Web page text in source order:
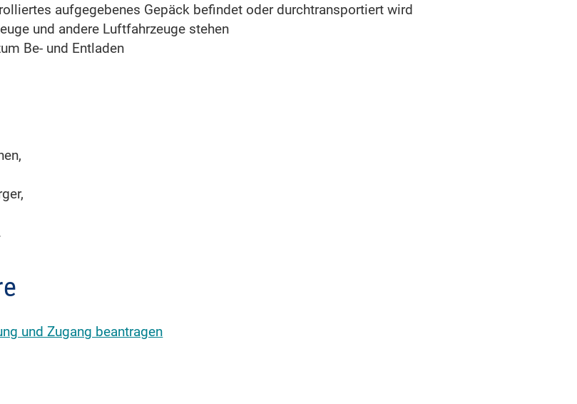
aufgegebenes Gepäck befindet oder durchtransportiert wird
und andere Luftfahrzeuge stehen
Be- und Entladen
und Zugang beantragen